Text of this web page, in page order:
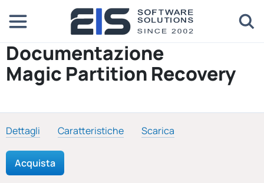
Documentazione
Magic Partition Recovery
Dettagli Caratteristiche Scarica
Acquista